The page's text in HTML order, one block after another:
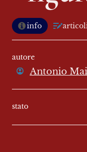
info
autore
Antonio
stato